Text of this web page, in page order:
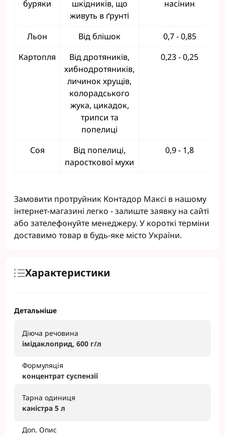
буряки
шкідників, що
живуть в ґрунті
насінин
Льон Від блішок
0,7 - 0,85
Картопля
Від дротяників,
хибнодротяників,
личинок хрущів,
колорадського
жука, цикадок,
трипси та
попелиці
0,23 - 0,25
Соя
Від попелиці,
паросткової мухи
0,9 - 1,8
Замовити протруйник Контадор Максі в нашому
інтернет-магазині легко - залиште заявку на сайті
або зателефонуйте менеджеру. У короткі терміни
доставимо товар в будь-яке місто України.
Характеристики
Детальніше
Діюча речовина
імідаклоприд, 600 г/л
Формуляція
концентрат суспензії
Тарна одиниця
каністра 5 л
Доп. Опис